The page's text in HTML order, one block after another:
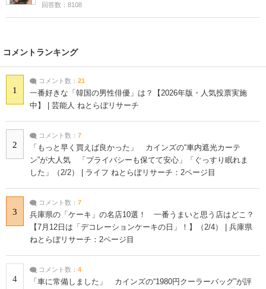
回答数：8108
コメントランキング
1
コメント数： 21
一番好きな「韓国の男性俳優」は？【2026年版・人気投票実施
中】 | 芸能人 ねとらぼリサーチ
2
コメント数： 7
「もっと早く買えば良かった」 カインズの“車内遮光カーテ
ン”が大人気 「プライバシーも保てて安心」「ぐっすり眠れま
した」（2/2） | ライフ ねとらぼリサーチ：2ページ目
3
コメント数： 7
兵庫県の「ケーキ」の名店10選！ 一番うまいと思う店はどこ？
【7月12日は「デコレーションケーキの日」！】（2/4） | 兵庫県
ねとらぼリサーチ：2ページ目
4
コメント数： 4
「車に常備しました」 カインズの“1980円クーラーバッグ”が評